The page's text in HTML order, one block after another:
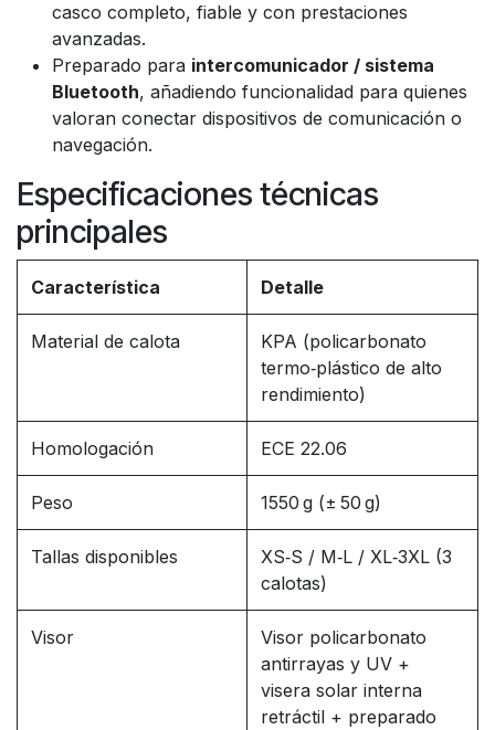
casco completo, fiable y con prestaciones
avanzadas.
Preparado para intercomunicador / sistema
Bluetooth, añadiendo funcionalidad para quienes
valoran conectar dispositivos de comunicación o
navegación.
Especificaciones técnicas
principales
Característica Detalle
Material de calota
KPA (policarbonato
termo‑plástico de alto
rendimiento)
Homologación ECE 22.06
Peso 1550 g (± 50 g)
Tallas disponibles
XS‑S / M‑L / XL‑3XL (3
calotas)
Visor
Visor policarbonato
antirrayas y UV +
visera solar interna
retráctil + preparado